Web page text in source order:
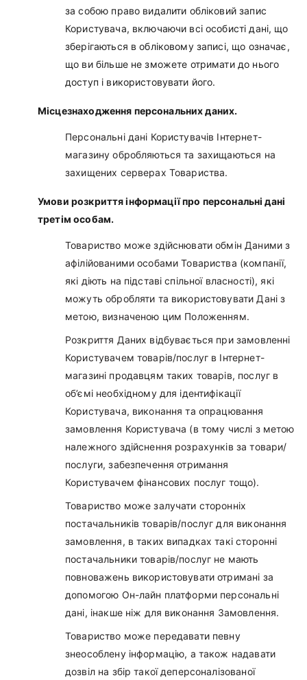
за собою право видалити обліковий запис
Користувача, включаючи всі особисті дані, що
зберігаються в обліковому записі, що означає,
що ви більше не зможете отримати до нього
доступ і використовувати його.
Місцезнаходження персональних даних.
Персональні дані Користувачів Інтернет-
магазину обробляються та захищаються на
захищених серверах Товариства.
Умови розкриття інформації про персональні дані
третім особам.
Товариство може здійснювати обмін Даними з
афілійованими особами Товариства (компанії,
які діють на підставі спільної власності), які
можуть обробляти та використовувати Дані з
метою, визначеною цим Положенням.
Розкриття Даних відбувається при замовленні
Користувачем товарів/послуг в Інтернет-
магазині продавцям таких товарів, послуг в
об’ємі необхідному для ідентифікації
Користувача, виконання та опрацювання
замовлення Користувача (в тому числі з метою
належного здійснення розрахунків за товари/
послуги, забезпечення отримання
Користувачем фінансових послуг тощо).
Товариство може залучати сторонніх
постачальників товарів/послуг для виконання
замовлення, в таких випадках такі сторонні
постачальники товарів/послуг не мають
повноважень використовувати отримані за
допомогою Он-лайн платформи персональні
дані, інакше ніж для виконання Замовлення.
Товариство може передавати певну
знеособлену інформацію, а також надавати
дозвіл на збір такої деперсоналізованої